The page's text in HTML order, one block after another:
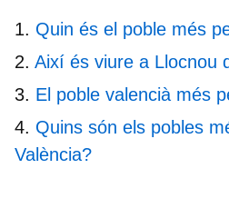
Quin és el poble més
Així és viure a Llocnou
El poble valencià més
Quins són els pobles
València?